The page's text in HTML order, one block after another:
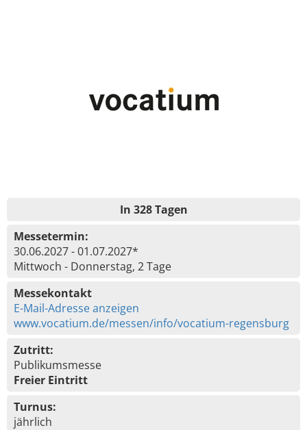
In 328 Tagen
Messetermin:
30.06.2027 - 01.07.2027*
Mittwoch - Donnerstag, 2 Tage
Messekontakt
E-Mail-Adresse anzeigen
www.vocatium.de/messen/info/vocatium-regensburg
Zutritt:
Publikumsmesse
Freier Eintritt
Turnus:
jährlich